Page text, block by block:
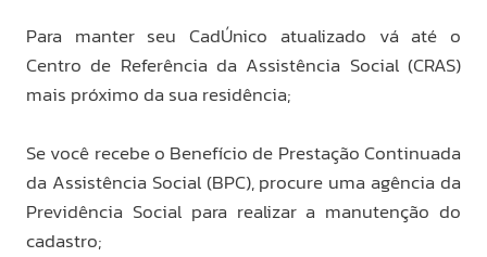
Para manter seu CadÚnico atualizado vá até o
Centro de Referência da Assistência Social (CRAS)
mais próximo da sua residência;
Se você recebe o Benefício de Prestação Continuada
da Assistência Social (BPC), procure uma agência da
Previdência Social para realizar a manutenção do
cadastro;